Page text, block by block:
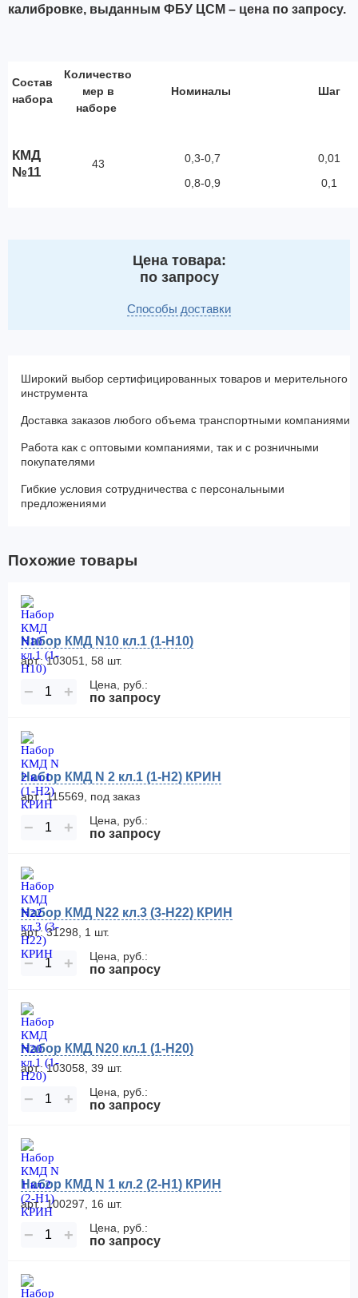
калибровке, выданным ФБУ ЦСМ – цена по запросу.
Состав
набора
Количество
мер в
наборе
Номиналы Шаг
КМД
№11
43
0,3-0,7
0,8-0,9
0,01
0,1
Цена товара:
по запросу
Способы доставки
Широкий выбор сертифицированных товаров и мерительного
инструмента
Доставка заказов любого объема транспортными компаниями
Работа как с оптовыми компаниями, так и с розничными
покупателями
Гибкие условия сотрудничества с персональными
предложениями
Похожие товары
Набор КМД N10 кл.1 (1-H10)
арт.: 103051, 58 шт.
− + Цена, руб.:
по запросу
Набор КМД N 2 кл.1 (1-Н2) КРИН
арт.: 115569, под заказ
− + Цена, руб.:
по запросу
Набор КМД N22 кл.3 (3-Н22) КРИН
арт.: 31298, 1 шт.
− + Цена, руб.:
по запросу
Набор КМД N20 кл.1 (1-Н20)
арт.: 103058, 39 шт.
− + Цена, руб.:
по запросу
Набор КМД N 1 кл.2 (2-Н1) КРИН
арт.: 100297, 16 шт.
− + Цена, руб.:
по запросу